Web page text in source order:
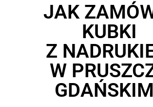
JAK
KUBKI
Z
W